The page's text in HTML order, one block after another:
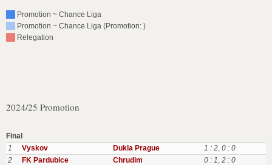
Promotion ~ Chance Liga
Promotion ~ Chance Liga (Promotion: )
Relegation
2024/25 Promotion
Final
1
Vyskov Dukla Prague 1 : 2, 0 : 0
2
FK Pardubice Chrudim 0 : 1, 2 : 0